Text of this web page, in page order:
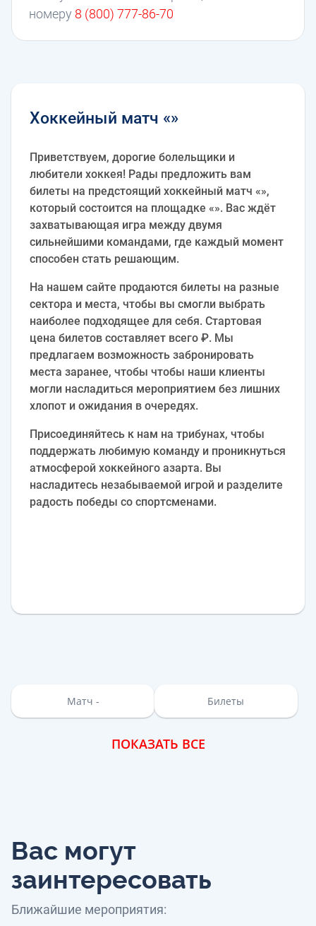
номеру 8 (800) 777-86-70
Хоккейный матч «»
Приветствуем, дорогие болельщики и
любители хоккея! Рады предложить вам
билеты на предстоящий хоккейный матч «»,
который состоится на площадке «». Вас ждёт
захватывающая игра между двумя
сильнейшими командами, где каждый момент
способен стать решающим.
На нашем сайте продаются билеты на разные
сектора и места, чтобы вы смогли выбрать
наиболее подходящее для себя. Стартовая
цена билетов составляет всего ₽. Мы
предлагаем возможность забронировать
места заранее, чтобы чтобы наши клиенты
могли насладиться мероприятием без лишних
хлопот и ожидания в очередях.
Присоединяйтесь к нам на трибунах, чтобы
поддержать любимую команду и проникнуться
атмосферой хоккейного азарта. Вы
насладитесь незабываемой игрой и разделите
радость победы со спортсменами.
Матч - Билеты
ПОКАЗАТЬ ВСЕ
Вас могут
заинтересовать
Ближайшие мероприятия: